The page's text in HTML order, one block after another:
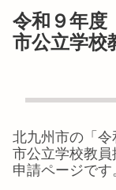
令和９年度
市公立学校
北九州市の「 令
市公立学校教
申請ページです